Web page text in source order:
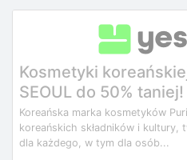
Kosmetyki
SEOUL do 50% taniej!
Koreańska marka kosmetyków
koreańskich składników i kultury,
dla każdego, w tym dla osób...